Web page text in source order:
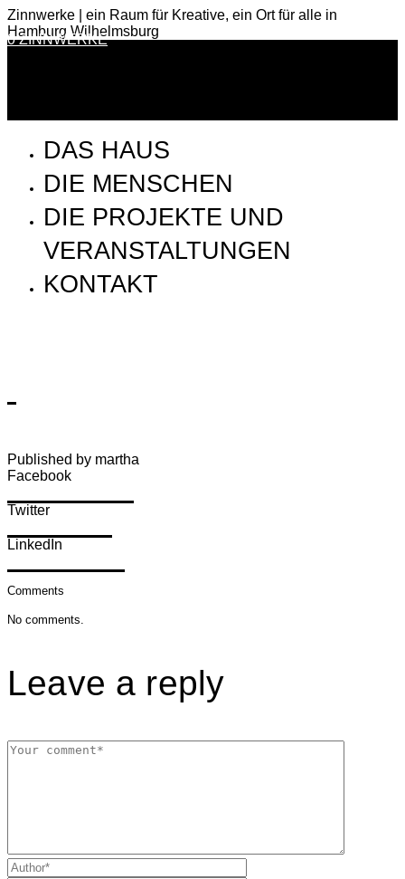
Zinnwerke | ein Raum für Kreative, ein Ort für alle in
Hamburg Wilhelmsburg
0 ZINNWERKE
DAS HAUS
DIE MENSCHEN
DIE PROJEKTE UND
VERANSTALTUNGEN
KONTAKT
Published by martha
Facebook
Twitter
LinkedIn
Comments
No comments.
Leave a reply